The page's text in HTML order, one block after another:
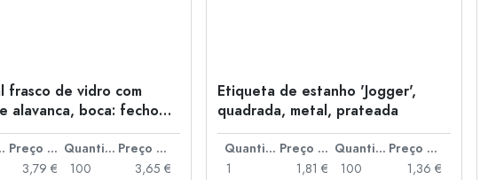
frasco de vidro com
alavanca, boca: fecho
Preço por peça Quantidade
Preço por peça
3,79 €
100
3,65 €
Etiqueta de estanho 'Jogger',
quadrada, metal, prateada
Quantidade Preço por peça Quantidade
Preço por peça
1
1,81 €
100
1,36 €